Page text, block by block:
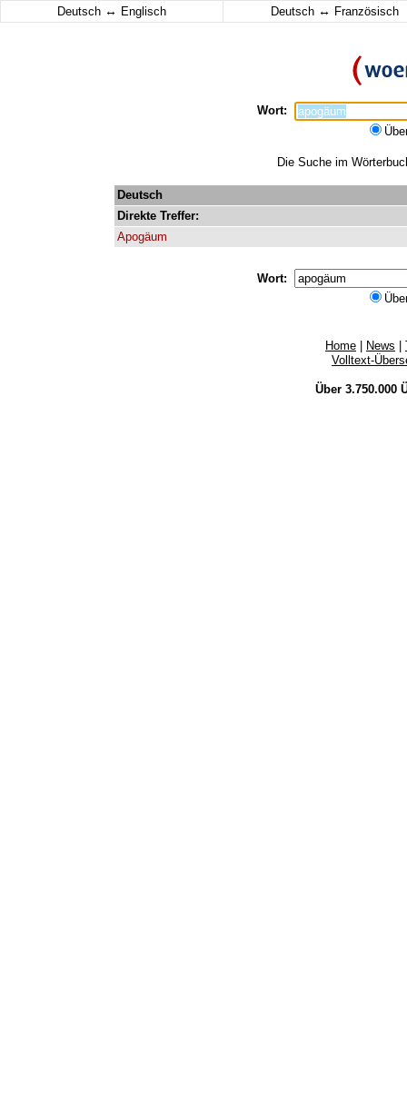
Deutsch ↔ Englisch Deutsch ↔ Französisch
Wort:
Die Suche im
Deutsch
Direkte Treffer:
Apogäum
Wort:
Home News
Volltext-
Über 3.750.000